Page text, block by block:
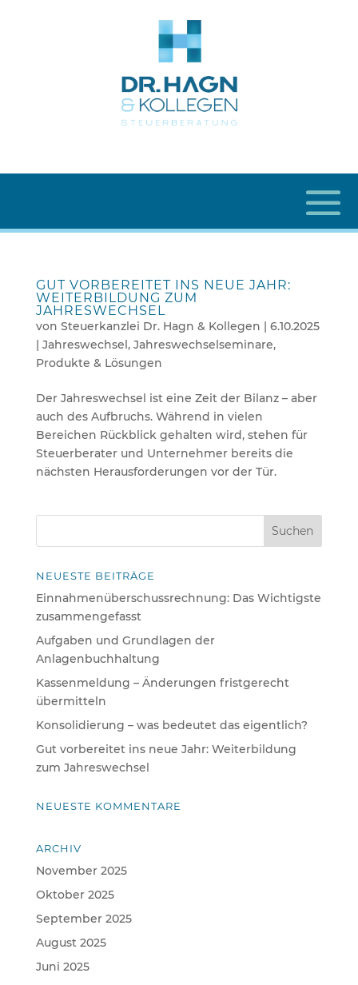
GUT VORBEREITET INS NEUE JAHR:
WEITERBILDUNG ZUM
JAHRESWECHSEL
von Steuerkanzlei Dr. Hagn & Kollegen
6.10.2025
Jahreswechsel , Jahreswechselseminare,
Produkte & Lösungen
Der Jahreswechsel ist eine Zeit der Bilanz – aber
auch des Aufbruchs. Während in vielen
Bereichen Rückblick gehalten wird, stehen für
Steuerberater und Unternehmer bereits die
nächsten Herausforderungen vor der Tür.
NEUESTE BEITRÄGE
Einnahmenüberschussrechnung: Das Wichtigste
zusammengefasst
Aufgaben und Grundlagen der
Anlagenbuchhaltung
Kassenmeldung – Änderungen fristgerecht
übermitteln
Konsolidierung – was bedeutet das eigentlich?
Gut vorbereitet ins neue Jahr: Weiterbildung
zum Jahreswechsel
NEUESTE KOMMENTARE
ARCHIV
November 2025
Oktober 2025
September 2025
August 2025
Juni 2025